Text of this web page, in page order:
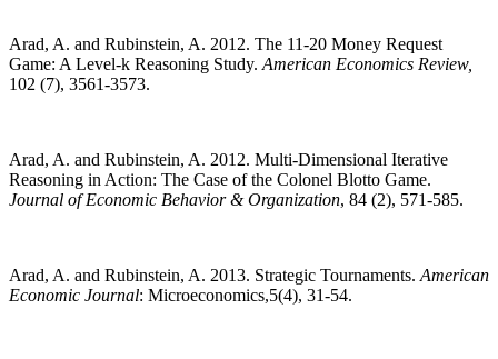
Arad, A. and Rubinstein, A. 2012. The 11-20 Money Request
Game: A Level-k Reasoning Study. American Economics Review,
102 (7), 3561-3573.
Arad, A. and Rubinstein, A. 2012. Multi-Dimensional Iterative
Reasoning in Action: The Case of the Colonel Blotto Game.
Journal of Economic Behavior & Organization, 84 (2), 571-585.
Arad, A. and Rubinstein, A. 2013. Strategic Tournaments. American
Economic Journal: Microeconomics,5(4), 31-54.